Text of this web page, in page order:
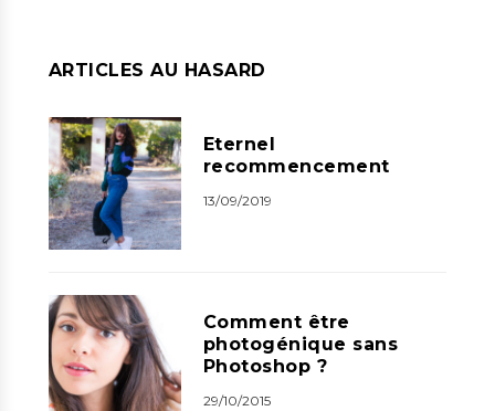
ARTICLES AU HASARD
Eternel
recommencement
13/09/2019
Comment être
photogénique sans
Photoshop ?
29/10/2015